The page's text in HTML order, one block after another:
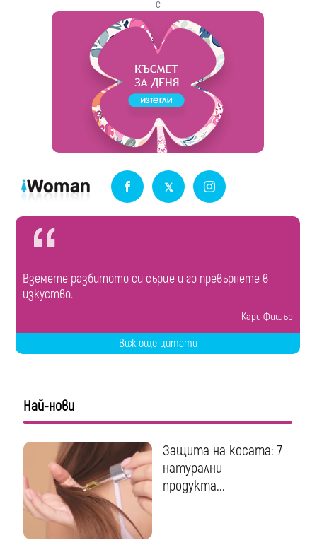
с
Вземете разбитото си сърце и го превърнете в
изкуство.
Кари Фишър
Виж още цитати
Най-нови
Защита на косата: 7
натурални
продукта...